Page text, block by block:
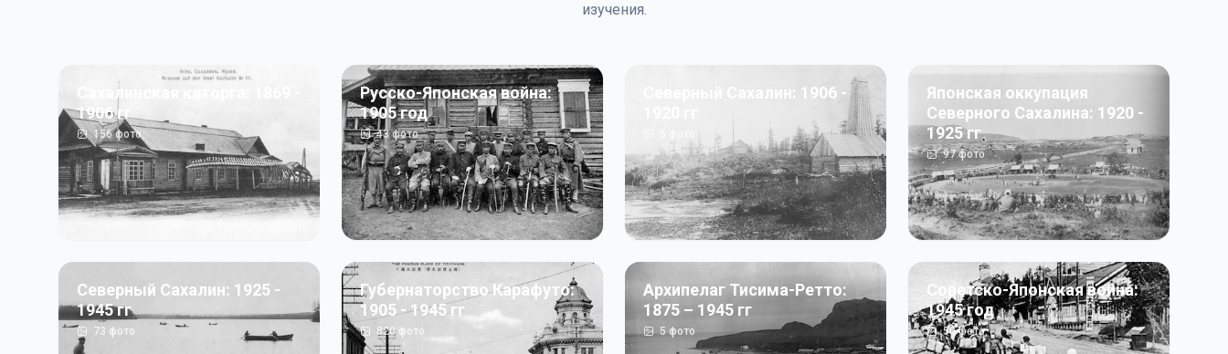
изучения.
Сахалинская каторга: 1869 -
1906 гг
156фото
Русско-Японская война:
1905 год
43фото
Северный Сахалин: 1906 -
Японская оккупация
Северного Сахалина: 1920 -
1925 гг
97фото
Северный Сахалин: 1925 -
1945 гг
73 фото
Губернаторство Карафуто:
1905 - 1945 гг
820фото
Архипелаг Тисима-Ретто:
1875 – 1945 гг
5фото
Советско-Японская война:
1945 год
50фото